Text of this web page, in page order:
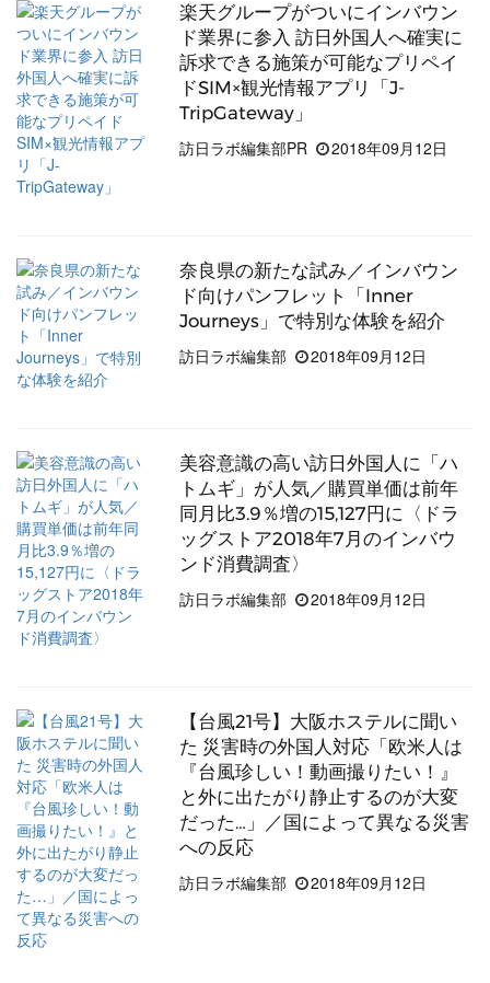
楽天グループがついにインバウン
ド業界に参入 訪日外国人へ確実に
訴求できる施策が可能なプリペイ
ドSIM×観光情報アプリ「J-
TripGateway」
訪日ラボ編集部PR
2018年09月12日
奈良県の新たな試み／インバウン
ド向けパンフレット「Inner
Journeys」で特別な体験を紹介
訪日ラボ編集部
2018年09月12日
美容意識の高い訪日外国人に「ハ
トムギ」が人気／購買単価は前年
同月比3.9％増の15,127円に〈ドラ
ッグストア2018年7月のインバウ
ンド消費調査〉
訪日ラボ編集部
2018年09月12日
【台風21号】大阪ホステルに聞い
た 災害時の外国人対応「欧米人は
『台風珍しい！動画撮りたい！』
と外に出たがり静止するのが大変
だった…」／国によって異なる災害
への反応
訪日ラボ編集部
2018年09月12日